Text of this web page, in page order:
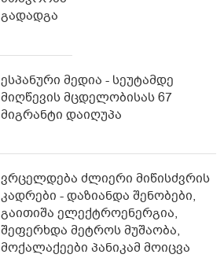
გადადგა
ესპანური მედია - სეუტამდე
მიღწევის მცდელობისას 67
მიგრანტი დაიღუპა
ვრცელდება ძლიერი მიწისძვრის
კადრები - დაზიანდა შენობები,
გაითიშა ელექტროენერგია,
შეფერხდა მეტროს მუშაობა,
მოქალაქეები პანიკამ მოიცვა